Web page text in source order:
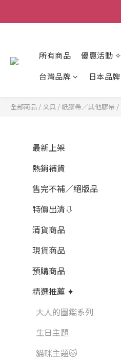
所有商品 優惠活動 ✧
台灣品牌
日本品牌
全部商品 / 文具 /紙膠帶／其他膠帶 /
最新上架
熱銷補貨
售完不補／絕版品
特價出清⇩
清貨商品
現貨商品
預購商品
精選推薦 ✦
大人的圖鑑系列
生日主題
貓咪主題🐱